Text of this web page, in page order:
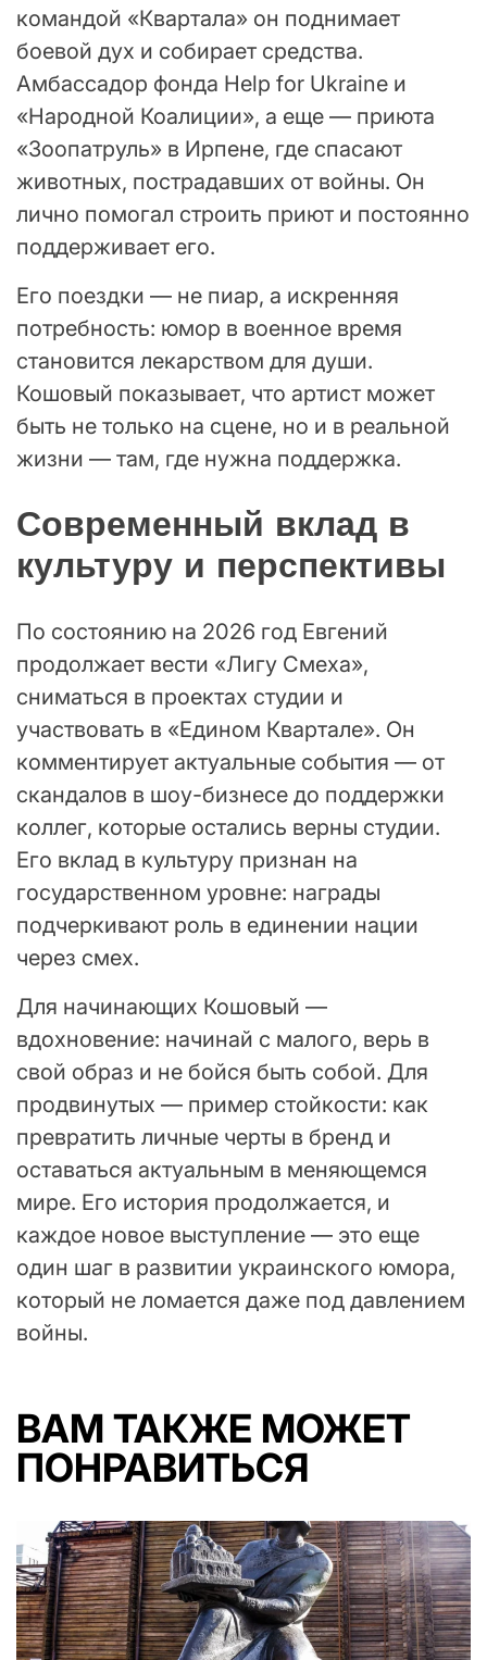
командой «Квартала» он поднимает
боевой дух и собирает средства.
Амбассадор фонда Help for Ukraine и
«Народной Коалиции», а еще — приюта
«Зоопатруль» в Ирпене, где спасают
животных, пострадавших от войны. Он
лично помогал строить приют и постоянно
поддерживает его.
Его поездки — не пиар, а искренняя
потребность: юмор в военное время
становится лекарством для души.
Кошовый показывает, что артист может
быть не только на сцене, но и в реальной
жизни — там, где нужна поддержка.
Современный вклад в
культуру и перспективы
По состоянию на 2026 год Евгений
продолжает вести «Лигу Смеха»,
сниматься в проектах студии и
участвовать в «Едином Квартале». Он
комментирует актуальные события — от
скандалов в шоу-бизнесе до поддержки
коллег, которые остались верны студии.
Его вклад в культуру признан на
государственном уровне: награды
подчеркивают роль в единении нации
через смех.
Для начинающих Кошовый —
вдохновение: начинай с малого, верь в
свой образ и не бойся быть собой. Для
продвинутых — пример стойкости: как
превратить личные черты в бренд и
оставаться актуальным в меняющемся
мире. Его история продолжается, и
каждое новое выступление — это еще
один шаг в развитии украинского юмора,
который не ломается даже под давлением
войны.
ВАМ ТАКЖЕ МОЖЕТ
ПОНРАВИТЬСЯ